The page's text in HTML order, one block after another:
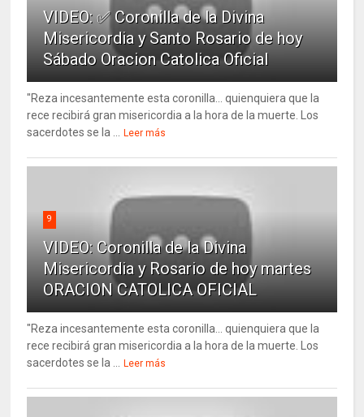
VIDEO: ✅ Coronilla de la Divina
Misericordia y Santo Rosario de hoy
Sábado Oracion Catolica Oficial
"Reza incesantemente esta coronilla... quienquiera que la
rece recibirá gran misericordia a la hora de la muerte. Los
sacerdotes se la ... Leer más
9
VIDEO: Coronilla de la Divina
Misericordia y Rosario de hoy martes
ORACION CATOLICA OFICIAL
"Reza incesantemente esta coronilla... quienquiera que la
rece recibirá gran misericordia a la hora de la muerte. Los
sacerdotes se la ... Leer más